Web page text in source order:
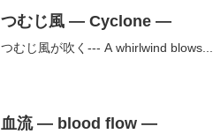
つむじ風 — Cyclone —
つむじ風が吹く--- A whirlwind blows...
血流 — blood flow —